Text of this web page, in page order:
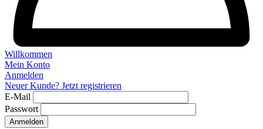
Willkommen
Mein Konto
Anmelden
Neuer Kunde? Jetzt registrieren
E-Mail
Passwort
Anmelden